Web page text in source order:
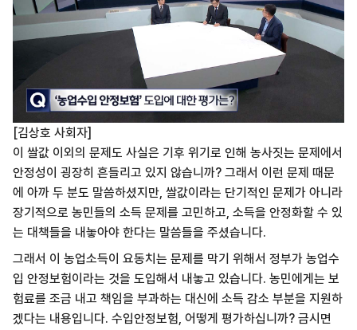
[김상호 사회자]
이 쌀값 이외의 문제도 사실은 기후 위기로 인해 농사짓는 문제에서
안정성이 굉장히 흔들리고 있지 않습니까? 그래서 이런 문제 때문
에 아까 두 분도 말씀하셨지만, 쌀값이라는 단기적인 문제가 아니라
장기적으로 농민들의 소득 문제를 고민하고, 소득을 안정화할 수 있
는 대책들을 내놓아야 한다는 말씀들을 주셨습니다.
그래서 이 농업소득이 요동치는 문제를 막기 위해서 정부가 농업수
입 안정보험이라는 것을 도입해서 내놓고 있습니다. 농민에게는 보
험료를 조금 내고 책임을 부과하는 대신에 소득 감소 부분을 지원하
겠다는 내용입니다. 수입안정보험, 어떻게 평가하십니까? 금시면